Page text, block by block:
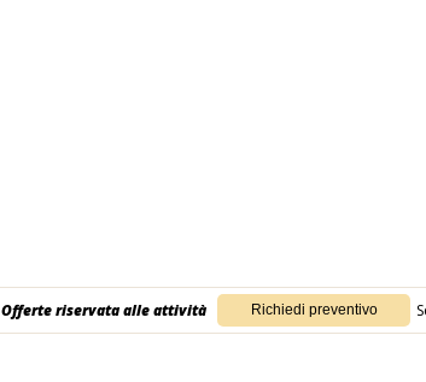
Offerte riservata alle attività